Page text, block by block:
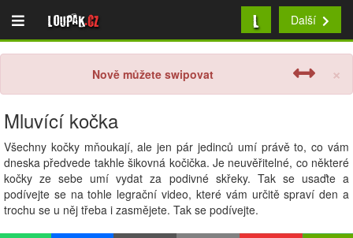
Loupak.cz L Další
×
Nově můžete swipovat
Mluvící kočka
Všechny kočky mňoukají, ale jen pár jedinců umí právě to, co vám
dneska předvede takhle šikovná kočička. Je neuvěřitelné, co některé
kočky ze sebe umí vydat za podivné skřeky. Tak se usaďte a
podívejte se na tohle legrační video, které vám určitě spraví den a
trochu se u něj třeba i zasmějete. Tak se podívejte.